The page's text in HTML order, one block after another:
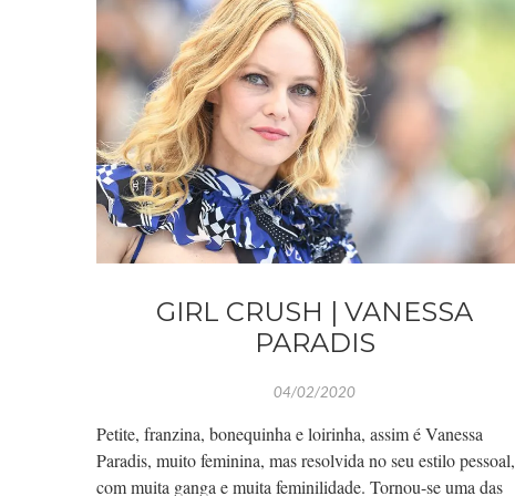
GIRL CRUSH | VANESSA
PARADIS
04/02/2020
Petite, franzina, bonequinha e loirinha, assim é Vanessa
Paradis, muito feminina, mas resolvida no seu estilo pessoal,
com muita ganga e muita feminilidade. Tornou-se uma das